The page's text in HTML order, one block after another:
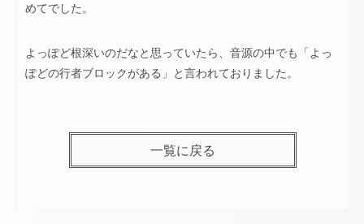
めてでした。
よっぽど根深いのだなと思っていたら、音源の中でも「よっ
ぽどの行者ブロックがある」と言われておりました。
一覧に戻る